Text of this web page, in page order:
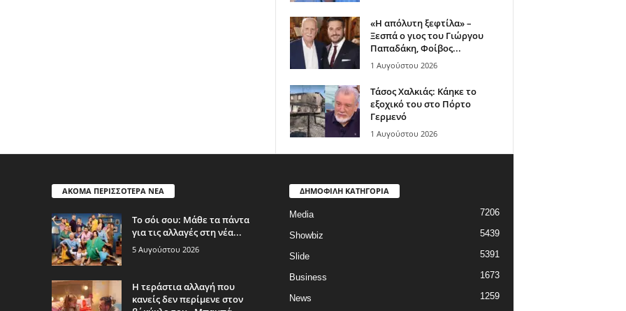
«Η απόλυτη ξεφτίλα» –
Ξεσπά ο γιος του Γιώργου
Παπαδάκη, Φοίβος...
1 Αυγούστου 2026
Τάσος Χαλκιάς: Κάηκε το
εξοχικό του στο Πόρτο
Γερμενό
1 Αυγούστου 2026
ΑΚΟΜΑ ΠΕΡΙΣΣΟΤΕΡΑ ΝΕΑ
Το σόι σου: Μάθε τα πάντα
για τις αλλαγές στη νέα...
5 Αυγούστου 2026
Η τεράστια αλλαγή που
κανείς δεν περίμενε στον
ΔΗΜΟΦΙΛΗ ΚΑΤΗΓΟΡΙΑ
Media 7206
Showbiz 5439
Slide 5391
Business 1673
News 1259